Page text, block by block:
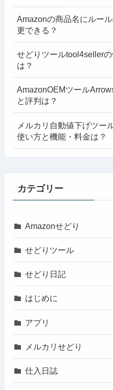
Amazonの商品名にルー
更できる？
せどりツールtool4seller
は？
AmazonOEMツール
と評判は？
メルカリ自動値下げツー
使い方と機能・料金は？
カテゴリー
Amazonせどり
せどりツール
せどり日記
はじめに
アプリ
メルカリせどり
仕入日誌